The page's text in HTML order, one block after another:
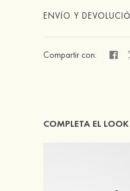
ENVÍO Y
Compartir con:
COMPLETA EL LOOK